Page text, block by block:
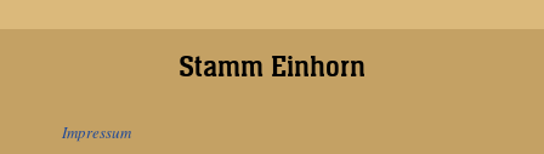
Stamm Einhorn
Impressum